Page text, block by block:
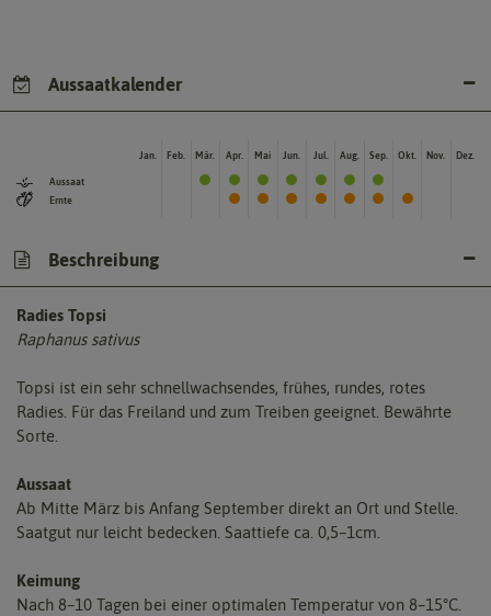
Aussaatkalender
Aussaat
Ernte
Jan. Feb. Mär. Apr. Mai Jun. Jul. Aug. Sep. Okt. Nov. Dez.
Beschreibung
Radies Topsi
Raphanus sativus
Topsi ist ein sehr schnellwachsendes, frühes, rundes, rotes
Radies. Für das Freiland und zum Treiben geeignet. Bewährte
Sorte.
Aussaat
Ab Mitte März bis Anfang September direkt an Ort und Stelle.
Saatgut nur leicht bedecken. Saattiefe ca. 0,5–1cm.
Keimung
Nach 8–10 Tagen bei einer optimalen Temperatur von 8–15°C.